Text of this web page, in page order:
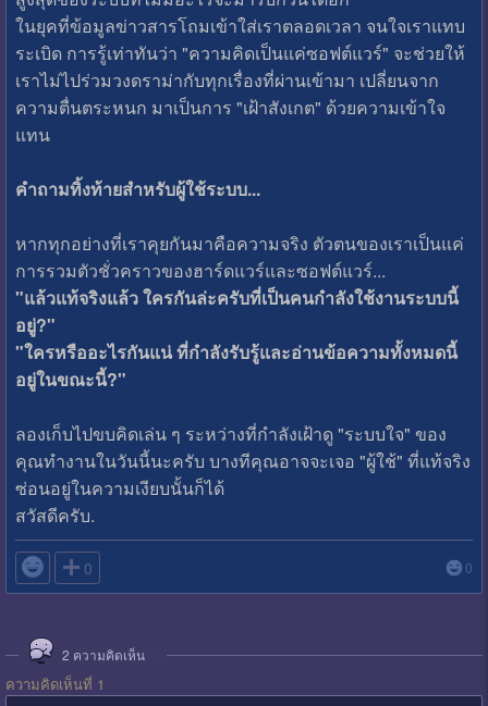
ในยุคที่ข้อมูลข่าวสารโถมเข้าใส่เราตลอดเวลา จนใจเราแทบ
ระเบิด การรู้เท่าทันว่า "ความคิดเป็นแค่ซอฟต์แวร์" จะช่วยให้
เราไม่ไปร่วมวงดราม่ากับทุกเรื่องที่ผ่านเข้ามา เปลี่ยนจาก
ความตื่นตระหนก มาเป็นการ "เฝ้าสังเกต" ด้วยความเข้าใจ
แทน
คำถามทิ้งท้ายสำหรับผู้ใช้ระบบ...
หากทุกอย่างที่เราคุยกันมาคือความจริง ตัวตนของเราเป็นแค่
การรวมตัวชั่วคราวของฮาร์ดแวร์และซอฟต์แวร์...
"แล้วแท้จริงแล้ว ใครกันล่ะครับที่เป็นคนกำลังใช้งานระบบนี้
อยู่?"
"ใครหรืออะไรกันแน่ ที่กำลังรับรู้และอ่านข้อความทั้งหมดนี้
อยู่ในขณะนี้?"
ลองเก็บไปขบคิดเล่น ๆ ระหว่างที่กำลังเฝ้าดู "ระบบใจ" ของ
คุณทำงานในวันนี้นะครับ บางทีคุณอาจจะเจอ "ผู้ใช้" ที่แท้จริง
ซ่อนอยู่ในความเงียบนั้นก็ได้
สวัสดีครับ.
 0 0
2 ความคิดเห็น
ความคิดเห็นที่ 1